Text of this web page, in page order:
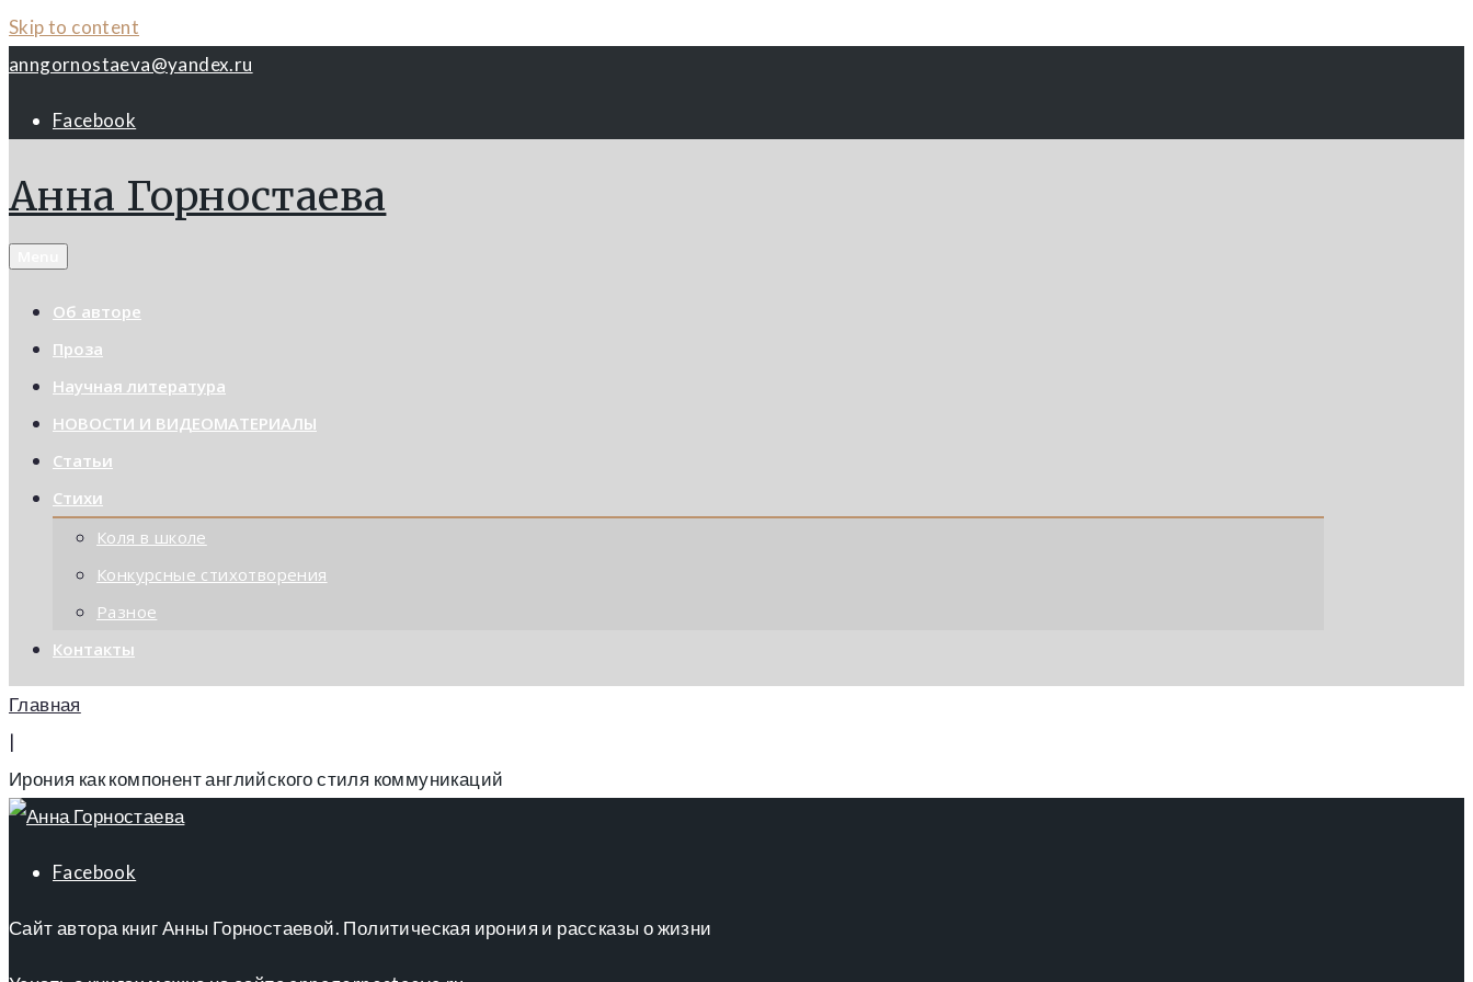
Skip to content
anngornostaeva@yandex.ru
Facebook
Анна Горностаева
Об авторе
Проза
Научная литература
НОВОСТИ И ВИДЕОМАТЕРИАЛЫ
Статьи
Стихи
Коля в школе
Конкурсные стихотворения
Разное
Контакты
Главная
|
Ирония как компонент английского стиля коммуникаций
Facebook
Сайт автора книг Анны Горностаевой. Политическая ирония и рассказы о жизни